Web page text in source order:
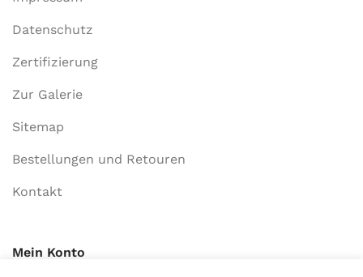
Datenschutz
Zertifizierung
Zur Galerie
Sitemap
Bestellungen und Retouren
Kontakt
Mein Konto